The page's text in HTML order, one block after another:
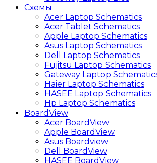
Схемы
Acer Laptop Schematics
Acer Tablet Schematics
Apple Laptop Schematics
Asus Laptop Schematics
Dell Laptop Schematics
Fujitsu Laptop Schematics
Gateway Laptop
Haier Laptop Schematics
HASEE Laptop Schematics
Hp Laptop Schematics
BoardView
Acer BoardView
Apple BoardView
Asus Boardview
Dell BoardView
HASEE BoardView